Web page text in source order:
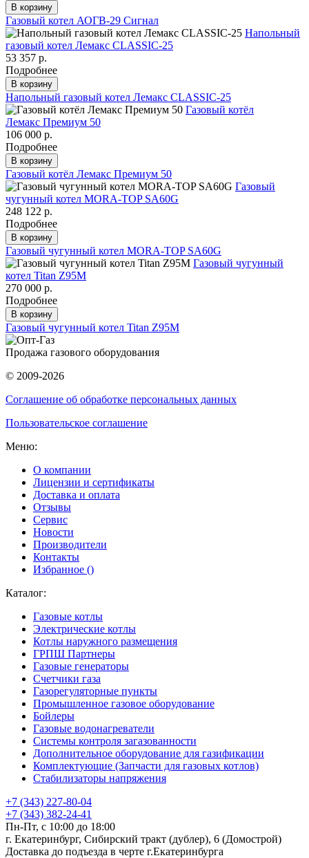
В корзину
Газовый котел АОГВ-29 Сигнал
Напольный
газовый котел Лемакс CLASSIC-25
53 357 р.
Подробнее
В корзину
Напольный газовый котел Лемакс CLASSIC-25
Газовый котёл
Лемакс Премиум 50
106 000 р.
Подробнее
В корзину
Газовый котёл Лемакс Премиум 50
Газовый
чугунный котел MORA-TOP SA60G
248 122 р.
Подробнее
В корзину
Газовый чугунный котел MORA-TOP SA60G
Газовый чугунный
котел Titan Z95M
270 000 р.
Подробнее
В корзину
Газовый чугунный котел Titan Z95M
Продажа газового оборудования
© 2009-2026
Соглашение об обработке персональных данных
Пользовательское соглашение
Меню:
О компании
Лицензии и сертификаты
Доставка и оплата
Отзывы
Сервис
Новости
Производители
Контакты
Избранное ()
Каталог:
Газовые котлы
Электрические котлы
Котлы наружного размещения
ГРПШ Партнеры
Газовые генераторы
Счетчики газа
Газорегуляторные пункты
Промышленное газовое оборудование
Бойлеры
Газовые водонагреватели
Системы контроля загазованности
Дополнительное оборудование для газификации
Комплектующие (Запчасти для газовых котлов)
Стабилизаторы напряжения
+7 (343) 227-80-04
+7 (343) 382-24-41
Пн-Пт, с 10:00 до 18:00
г. Екатеринбург, Сибирский тракт (дублер), 6 (Домострой)
Доставка до подъезда в черте г.Екатеринбурга